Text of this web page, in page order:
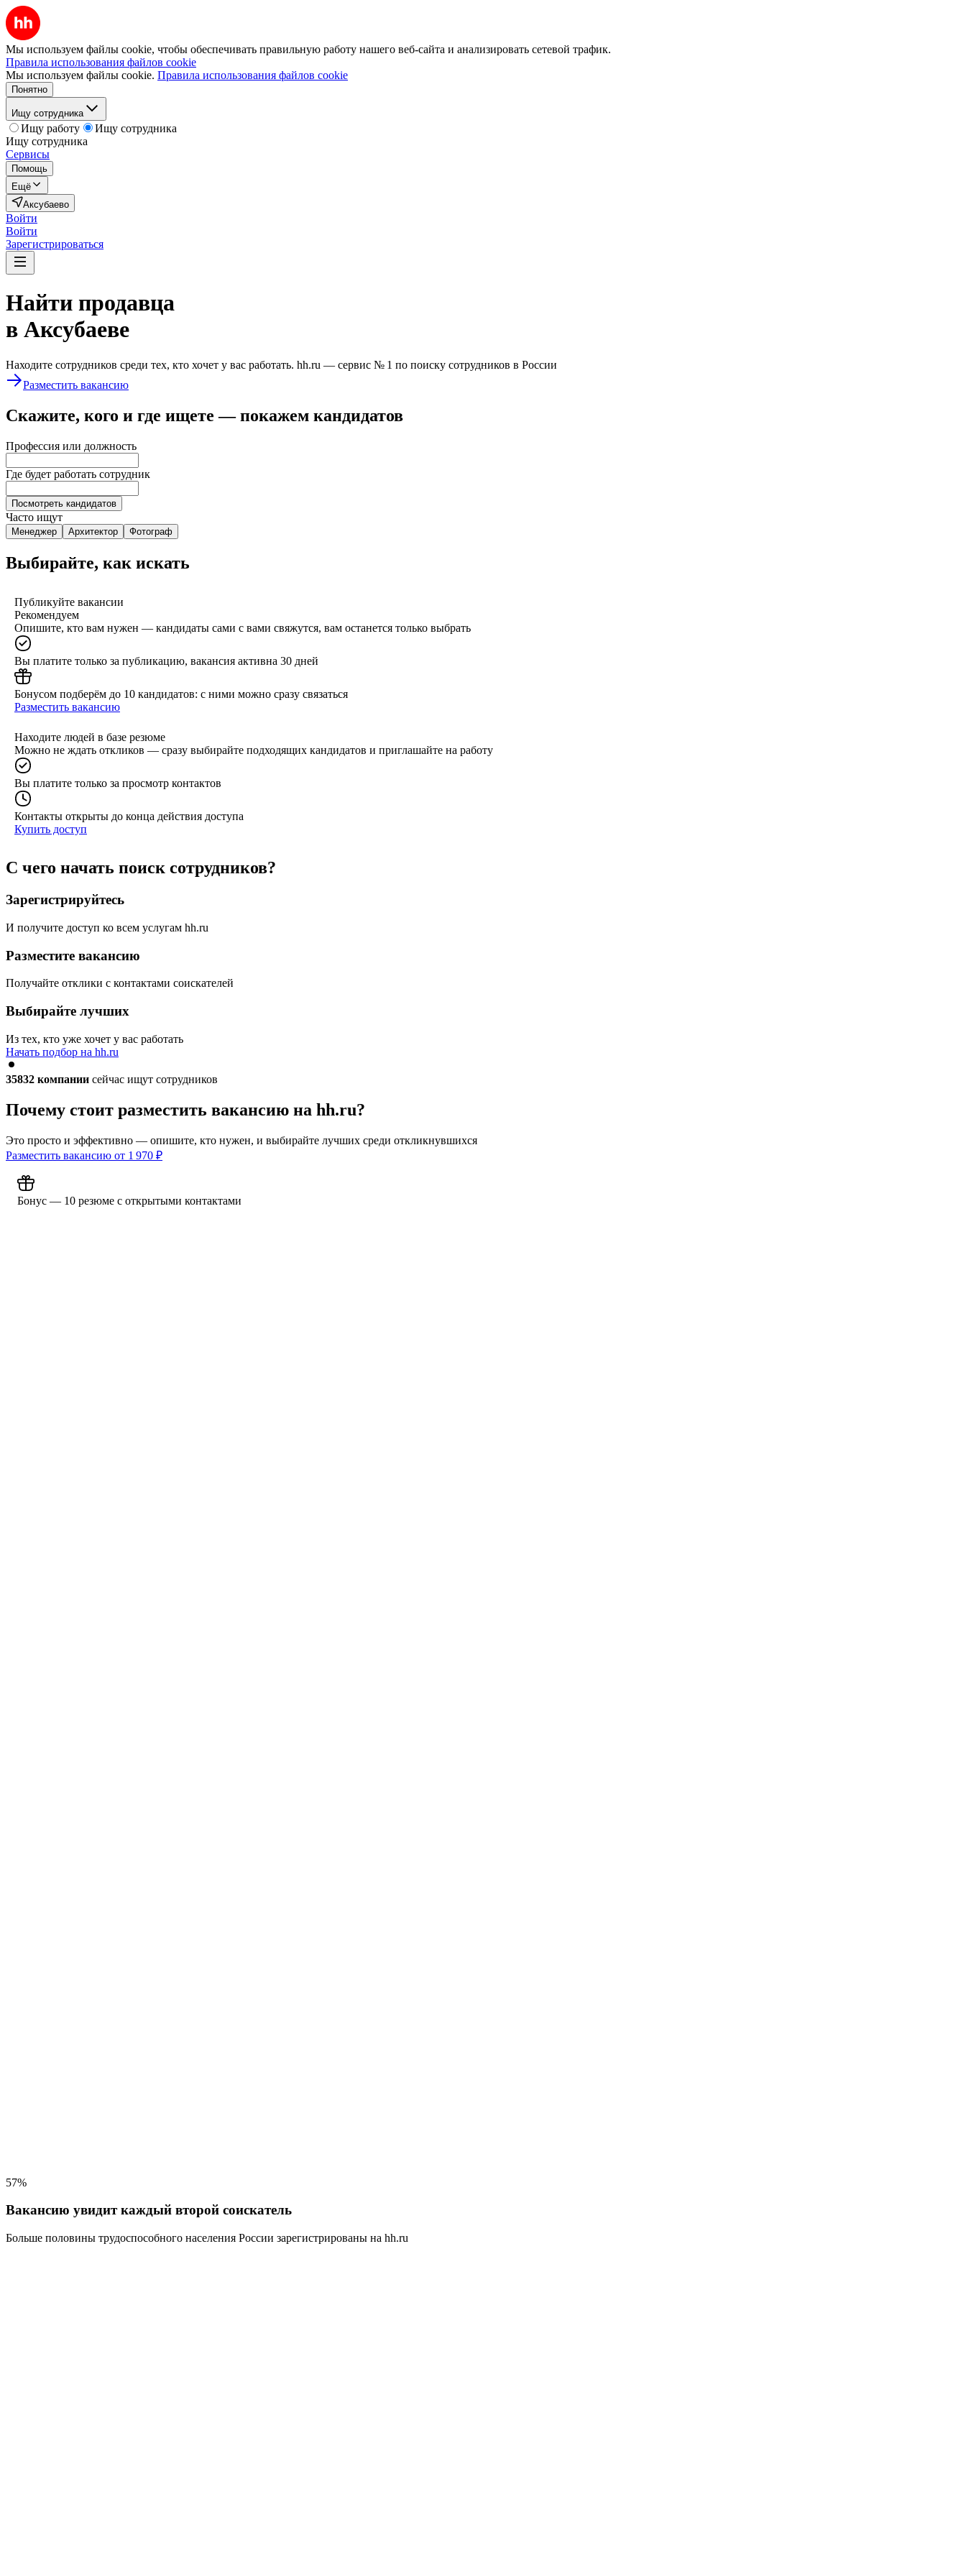
Мы используем файлы cookie, чтобы обеспечивать правильную работу нашего веб-сайта и анализировать сетевой трафик.
Правила использования файлов cookie
Мы используем файлы cookie. Правила использования файлов cookie
Понятно
Ищу сотрудника
Ищу работу
Ищу сотрудника
Ищу сотрудника
Сервисы
Помощь
Ещё
Аксубаево
Войти
Войти
Зарегистрироваться
Найти продавца
в Аксубаеве
Находите сотрудников среди тех, кто хочет у вас работать. hh.ru — сервис № 1 по поиску сотрудников в России
Разместить вакансию
Скажите, кого и где ищете — покажем кандидатов
Профессия или должность
Где будет работать сотрудник
Посмотреть кандидатов
Часто ищут
Менеджер Архитектор Фотограф
Выбирайте, как искать
Публикуйте вакансии
Рекомендуем
Опишите, кто вам нужен — кандидаты сами с вами свяжутся, вам останется только выбрать
Вы платите только за публикацию, вакансия активна 30 дней
Бонусом подберём до 10 кандидатов: с ними можно сразу связаться
Разместить вакансию
Находите людей в базе резюме
Можно не ждать откликов — сразу выбирайте подходящих кандидатов и приглашайте на работу
Вы платите только за просмотр контактов
Контакты открыты до конца действия доступа
Купить доступ
С чего начать поиск сотрудников?
Зарегистрируйтесь
И получите доступ ко всем услугам hh.ru
Разместите вакансию
Получайте отклики с контактами соискателей
Выбирайте лучших
Из тех, кто уже хочет у вас работать
Начать подбор на hh.ru
35832 компании сейчас ищут сотрудников
Почему стоит разместить вакансию на hh.ru?
Это просто и эффективно — опишите, кто нужен, и выбирайте лучших среди откликнувшихся
Разместить вакансию от 1 970 ₽
Бонус — 10 резюме с открытыми контактами
57%
Вакансию увидит каждый второй соискатель
Больше половины трудоспособного населения России зарегистрированы на hh.ru